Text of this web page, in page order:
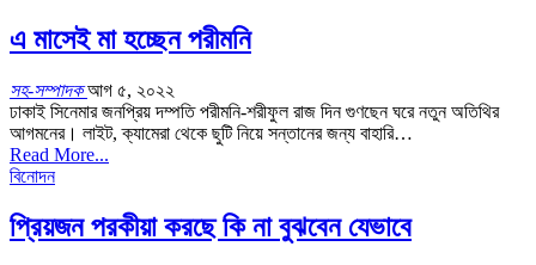
এ মাসেই মা হচ্ছেন পরীমনি
সহ-সম্পাদকআগ ৫, ২০২২
ঢাকাই সিনেমার জনপ্রিয় দম্পতি পরীমনি-শরীফুল রাজ দিন গুণছেন ঘরে নতুন অতিথির
আগমনের। লাইট, ক্যামেরা থেকে ছুটি নিয়ে সন্তানের জন্য বাহারি…
Read More...
বিনোদন
প্রিয়জন পরকীয়া করছে কি না বুঝবেন যেভাবে